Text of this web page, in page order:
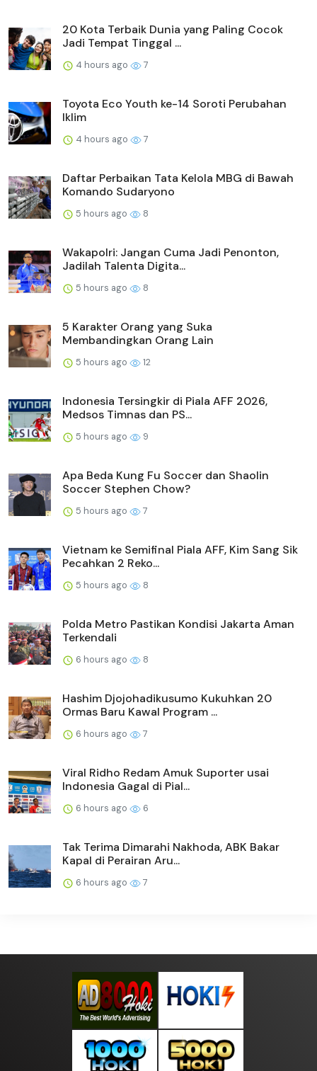
20 Kota Terbaik Dunia yang Paling Cocok
Jadi Tempat Tinggal ...
4 hours ago 7
Toyota Eco Youth ke-14 Soroti Perubahan
Iklim
4 hours ago 7
Daftar Perbaikan Tata Kelola MBG di Bawah
Komando Sudaryono
5 hours ago 8
Wakapolri: Jangan Cuma Jadi Penonton,
Jadilah Talenta Digita...
5 hours ago 8
5 Karakter Orang yang Suka
Membandingkan Orang Lain
5 hours ago 12
Indonesia Tersingkir di Piala AFF 2026,
Medsos Timnas dan PS...
5 hours ago 9
Apa Beda Kung Fu Soccer dan Shaolin
Soccer Stephen Chow?
5 hours ago 7
Vietnam ke Semifinal Piala AFF, Kim Sang Sik
Pecahkan 2 Reko...
5 hours ago 8
Polda Metro Pastikan Kondisi Jakarta Aman
Terkendali
6 hours ago 8
Hashim Djojohadikusumo Kukuhkan 20
Ormas Baru Kawal Program ...
6 hours ago 7
Viral Ridho Redam Amuk Suporter usai
Indonesia Gagal di Pial...
6 hours ago 6
Tak Terima Dimarahi Nakhoda, ABK Bakar
Kapal di Perairan Aru...
6 hours ago 7